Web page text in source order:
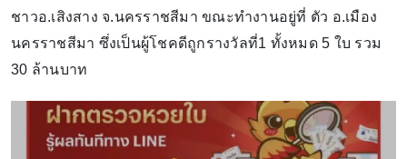
ชาวอ.เสิงสาง จ.นครราชสีมา ขณะทำงานอยู่ที่ ตัว อ.เมือง
นครราชสีมา ซึ่งเป็นผู้โชคดีถูกรางวัลที่1 ทั้งหมด 5 ใบ รวม
30 ล้านบาท